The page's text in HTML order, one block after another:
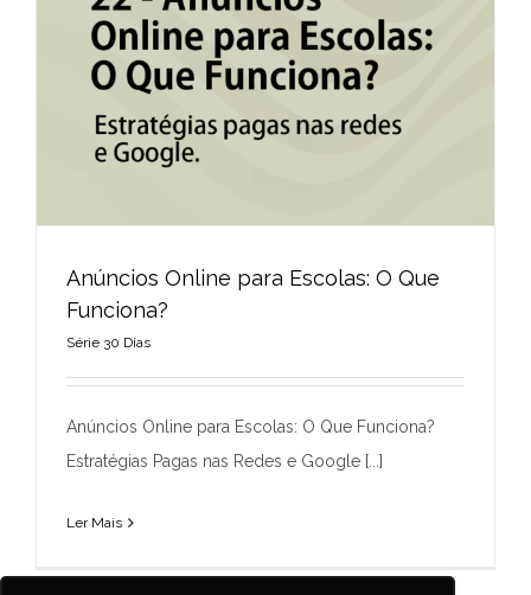
Anúncios Online para Escolas: O Que
Série 30 Dias
Anúncios Online para Escolas: O Que
Funciona?
Série 30 Dias
Anúncios Online para Escolas: O Que Funciona?
Estratégias Pagas nas Redes e Google [...]
Ler Mais